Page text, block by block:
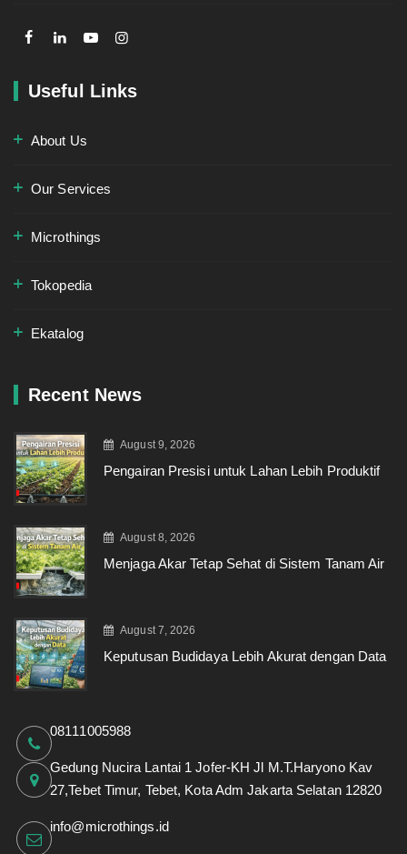
Useful Links
About Us
Our Services
Microthings
Tokopedia
Ekatalog
Recent News
August 9, 2026
Pengairan Presisi untuk Lahan Lebih Produktif
August 8, 2026
Menjaga Akar Tetap Sehat di Sistem Tanam Air
August 7, 2026
Keputusan Budidaya Lebih Akurat dengan Data
08111005988
Gedung Nucira Lantai 1 Jofer-KH Jl M.T.Haryono Kav
27,Tebet Timur, Tebet, Kota Adm Jakarta Selatan 12820
info@microthings.id